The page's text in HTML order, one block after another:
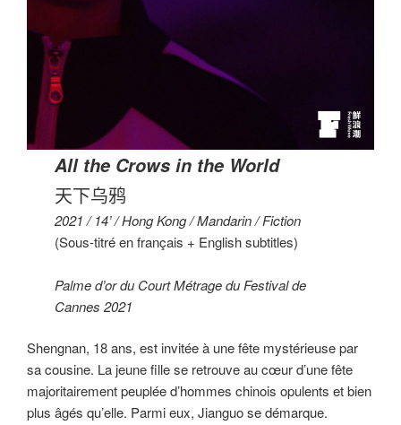
All the Crows in the World
天下乌鸦
2021 / 14’ / Hong Kong / Mandarin / Fiction
(Sous-titré en français + English subtitles)
Palme d’or du Court Métrage du Festival de
Cannes 2021
Shengnan, 18 ans, est invitée à une fête mystérieuse par
sa cousine. La jeune fille se retrouve au cœur d’une fête
majoritairement peuplée d’hommes chinois opulents et bien
plus âgés qu’elle. Parmi eux, Jianguo se démarque.